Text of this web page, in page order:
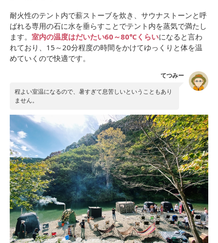
耐火性のテント内で薪ストーブを炊き、サウナストーンと呼
ばれる専用の石に水を垂らすことでテント内を蒸気で満たし
ます。 室内の温度はだいたい60～80℃くらいになると言わ
れており、15～20分程度の時間をかけてゆっくりと体を温
めていくので快適です。
てつみー
程よい室温になるので、暑すぎて息苦しいということもあり
ません。